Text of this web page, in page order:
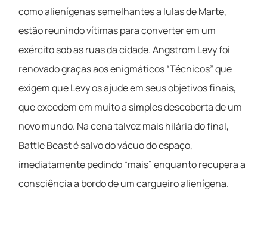
como alienígenas semelhantes a lulas de Marte,
estão reunindo vítimas para converter em um
exército sob as ruas da cidade. Angstrom Levy foi
renovado graças aos enigmáticos “Técnicos” que
exigem que Levy os ajude em seus objetivos finais,
que excedem em muito a simples descoberta de um
novo mundo. Na cena talvez mais hilária do final,
Battle Beast é salvo do vácuo do espaço,
imediatamente pedindo “mais” enquanto recupera a
consciência a bordo de um cargueiro alienígena.